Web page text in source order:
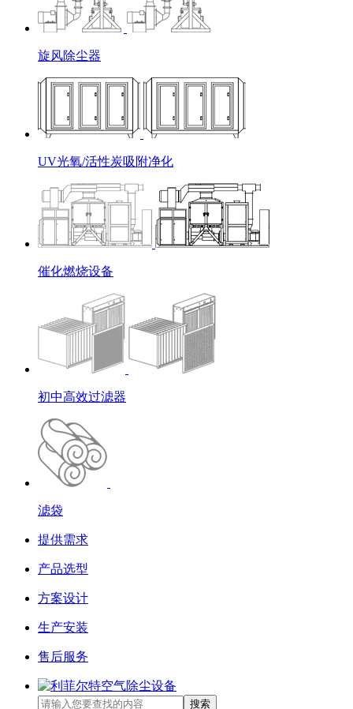
旋风除尘器
UV光氧/活性炭吸附净化
催化燃烧设备
初中高效过滤器
滤袋
提供需求
产品选型
方案设计
生产安装
售后服务
搜索